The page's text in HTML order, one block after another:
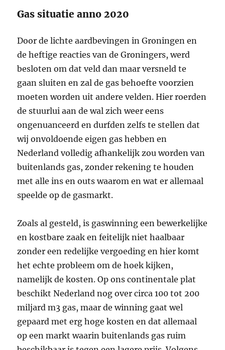
Gas situatie anno 2020
Door de lichte aardbevingen in Groningen en
de heftige reacties van de Groningers, werd
besloten om dat veld dan maar versneld te
gaan sluiten en zal de gas behoefte voorzien
moeten worden uit andere velden. Hier roerden
de stuurlui aan de wal zich weer eens
ongenuanceerd en durfden zelfs te stellen dat
wij onvoldoende eigen gas hebben en
Nederland volledig afhankelijk zou worden van
buitenlands gas, zonder rekening te houden
met alle ins en outs waarom en wat er allemaal
speelde op de gasmarkt.
Zoals al gesteld, is gaswinning een bewerkelijke
en kostbare zaak en feitelijk niet haalbaar
zonder een redelijke vergoeding en hier komt
het echte probleem om de hoek kijken,
namelijk de kosten. Op ons continentale plat
beschikt Nederland nog over circa 100 tot 200
miljard m3 gas, maar de winning gaat wel
gepaard met erg hoge kosten en dat allemaal
op een markt waarin buitenlands gas ruim